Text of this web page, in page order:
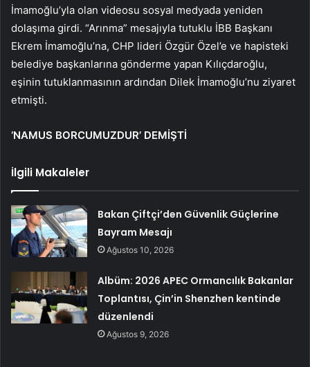
İmamoğlu’yla olan videosu sosyal medyada yeniden
dolaşıma girdi. “Arınma” mesajıyla tutuklu İBB Başkanı
Ekrem İmamoğlu’na, CHP lideri Özgür Özel’e ve hapisteki
belediye başkanlarına gönderme yapan Kılıçdaroğlu,
eşinin tutuklanmasının ardından Dilek İmamoğlu’nu ziyaret
etmişti.
‘NAMUS BORCUMUZDUR’ DEMİŞTİ
İlgili Makaleler
Bakan Çiftçi’den Güvenlik Güçlerine
Bayram Mesajı
Ağustos 10, 2026
Albüm: 2026 APEC Ormancılık Bakanlar
Toplantısı, Çin’in Shenzhen kentinde
düzenlendi
Ağustos 9, 2026